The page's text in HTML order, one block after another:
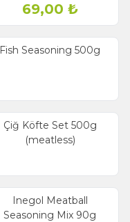
69,00 ₺
Fish Seasoning 500g
Çiğ Köfte Set 500g
(meatless)
Inegol Meatball
Seasoning Mix 90g